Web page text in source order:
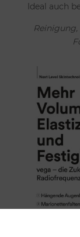
Ideal auch
Reinigung,